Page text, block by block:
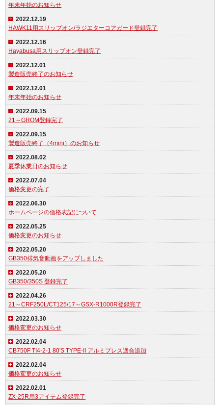
年末年始のお知らせ
2022.12.19
HAWK11用スリップオン/ラジエターコアガード登録完了
2022.12.16
Hayabusa用スリップオン登録完了
2022.12.01
製造販売終了のお知らせ
2022.12.01
年末年始のお知らせ
2022.09.15
21～GROM登録完了
2022.09.15
製造販売終了（4mini）のお知らせ
2022.08.02
夏季休業日のお知らせ
2022.07.04
価格変更の完了
2022.06.30
ホームページの価格表記について
2022.05.25
価格変更のお知らせ
2022.05.20
GB350排気音動画をアップしました
2022.05.20
GB350/350S 登録完了
2022.04.26
21～CRF250L/CT125/17～GSX-R1000R登録完了
2022.03.30
価格変更のお知らせ
2022.02.04
CB750F TI4-2-1 80'S TYPE-II アルミプレス適合追加
2022.02.04
価格変更のお知らせ
2022.02.01
ZX-25R用3アイテム登録完了